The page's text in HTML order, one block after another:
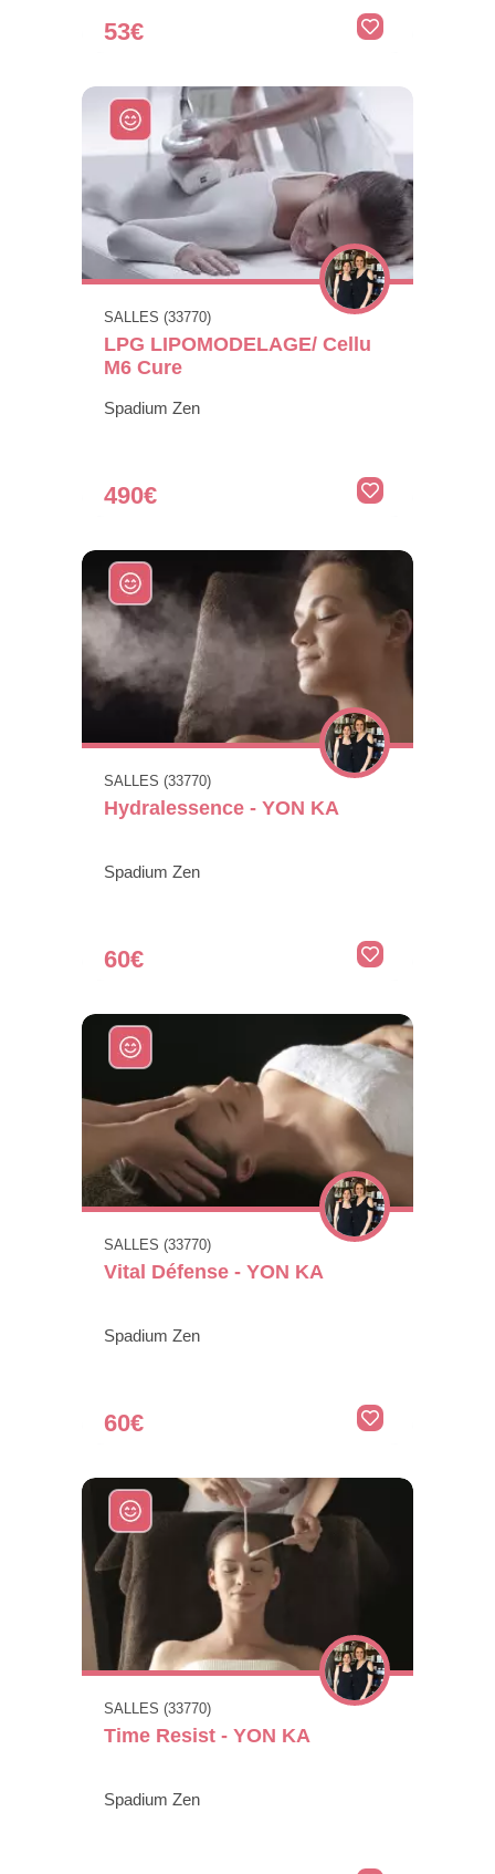
53€
SALLES (33770)
LPG LIPOMODELAGE/ Cellu
M6 Cure
Spadium Zen
490€
SALLES (33770)
Hydralessence - YON KA
Spadium Zen
60€
SALLES (33770)
Vital Défense - YON KA
Spadium Zen
60€
SALLES (33770)
Time Resist - YON KA
Spadium Zen